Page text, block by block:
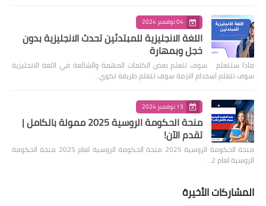
04 نوفمبر 2024
اللغة الانجليزية للمبتدئين تحدث الانجليزية بدون
خجل وبمهارة
ماذا ستتعلم سوف تتعلم بعض الكلمات المهمة والشائعة في اللغة الانجليزية
سوف تتعلم اسخدام الازمة سوف تتعلم طريقة تكوي…
13 نوفمبر 2024
منحة الحكومة الروسية 2025 ممولة بالكامل |
تقدم الآن!
منحة الحكومة الروسية 2025 منحة الحكومة الروسية لعام 2025 منحة الحكومة
الروسية لعام 2…
المشاركات الأخيرة